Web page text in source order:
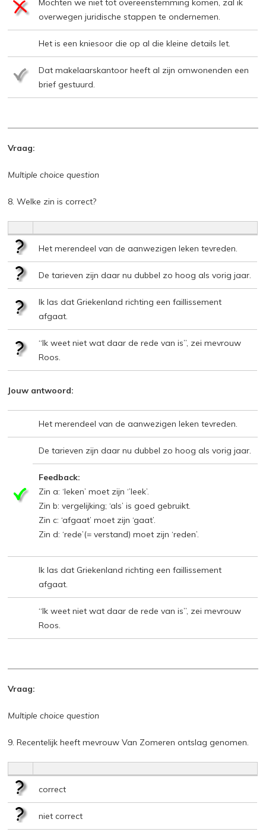
Mochten we niet tot overeenstemming komen, zal ik
overwegen juridische stappen te ondernemen.
Het is een kniesoor die op al die kleine details let.
Dat makelaarskantoor heeft al zijn omwonenden een
brief gestuurd.
Vraag:
Multiple choice question
8. Welke zin is correct?
Het merendeel van de aanwezigen leken tevreden.
De tarieven zijn daar nu dubbel zo hoog als vorig jaar.
Ik las dat Griekenland richting een faillissement
afgaat.
“Ik weet niet wat daar de rede van is”, zei mevrouw
Roos.
Jouw antwoord:
Het merendeel van de aanwezigen leken tevreden.
De tarieven zijn daar nu dubbel zo hoog als vorig jaar.
Feedback:
Zin a: ‘leken’ moet zijn ‘’leek’.
Zin b: vergelijking; ‘als’ is goed gebruikt.
Zin c: ‘afgaat’ moet zijn ‘gaat’.
Zin d: ‘rede’(= verstand) moet zijn ‘reden’.
Ik las dat Griekenland richting een faillissement
afgaat.
“Ik weet niet wat daar de rede van is”, zei mevrouw
Roos.
Vraag:
Multiple choice question
9. Recentelijk heeft mevrouw Van Zomeren ontslag genomen.
correct
niet correct